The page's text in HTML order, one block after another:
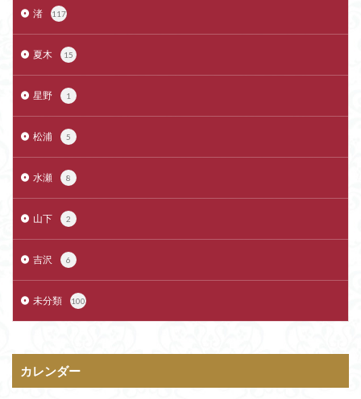
渚 117
夏木 15
星野 1
松浦 5
水瀬 8
山下 2
吉沢 6
未分類 100
カレンダー